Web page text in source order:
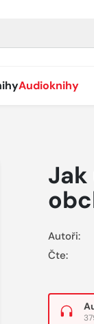
Audioknihy
Autoři:
Čte: